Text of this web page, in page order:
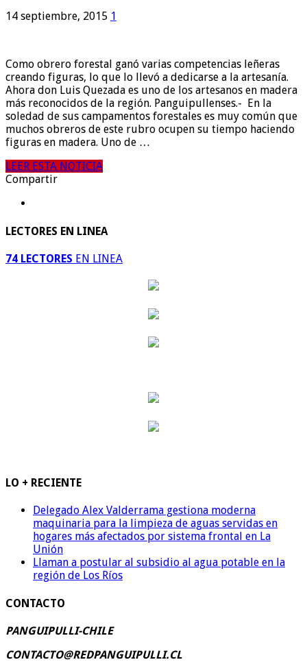
14 septiembre, 2015 1
Como obrero forestal ganó varias competencias leñeras
creando figuras, lo que lo llevó a dedicarse a la artesanía.
Ahora don Luis Quezada es uno de los artesanos en madera
más reconocidos de la región. Panguipullenses.- En la
soledad de sus campamentos forestales es muy común que
muchos obreros de este rubro ocupen su tiempo haciendo
figuras en madera. Uno de …
LEER ESTA NOTICIA
Compartir
LECTORES EN LINEA
74 LECTORES EN LINEA
LO + RECIENTE
Delegado Alex Valderrama gestiona moderna
maquinaria para la limpieza de aguas servidas en
hogares más afectados por sistema frontal en La
Unión
Llaman a postular al subsidio al agua potable en la
región de Los Ríos
CONTACTO
PANGUIPULLI-CHILE
CONTACTO@REDPANGUIPULLI.CL